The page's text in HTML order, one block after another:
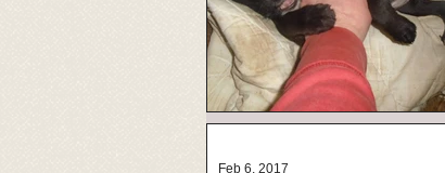
Feb 6, 2017